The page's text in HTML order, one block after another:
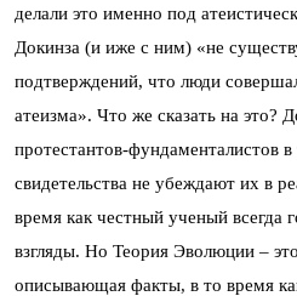
делали это именно под
Докинза (и иже с ним) «не
подтверждений, что люди
атеизма». Что же сказать на это?
протестантов-фундаменталистов
свидетельства не убеждают их в
время как честный ученый всегда
взгляды. Но Теория Эволюции –
описывающая факты, в то время